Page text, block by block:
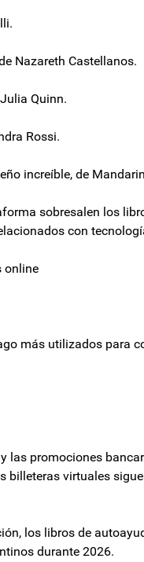
Nazareth Castellanos.
Quinn.
Rossi.
increíble, de
sobresalen los
con
online
más utilizados para
las promociones
billeteras virtuales
los libros de
durante 2026.